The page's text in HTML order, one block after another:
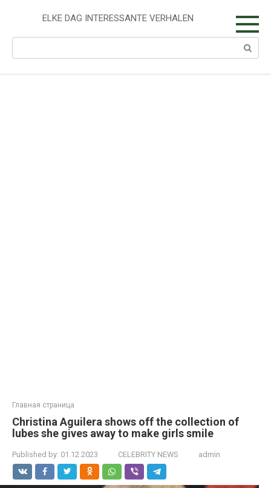
ELKE DAG INTERESSANTE VERHALEN
Search:
Главная страница
Christina Aguilera shows off the collection of
lubes she gives away to make girls smile
Published by: 01.12.2023 CELEBRITY NEWS admin